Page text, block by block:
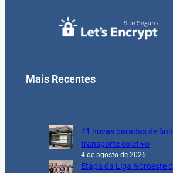
Mais Recentes
41 novas paradas de
transporte coletivo
4 de agosto de 2026
Etapa da Liga Noroeste